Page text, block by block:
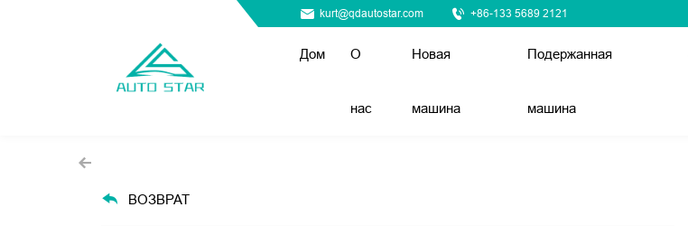
kurt@qdautostar.com +86-133 5689 2121
Дом О
нас
Новая
машина
Подержанная
машина
ВОЗВРАТ